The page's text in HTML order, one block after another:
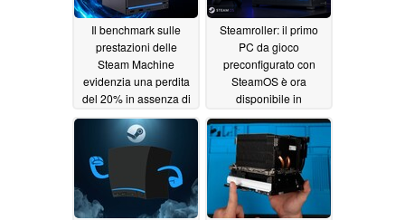
Il benchmark sulle
prestazioni delle
Steam Machine
evidenzia una perdita
del 20% in assenza di
memoria a doppio
canale07/01/2026
Steamroller: il primo
PC da gioco
preconfigurato con
SteamOS è ora
disponibile in
preordine06/29/2026